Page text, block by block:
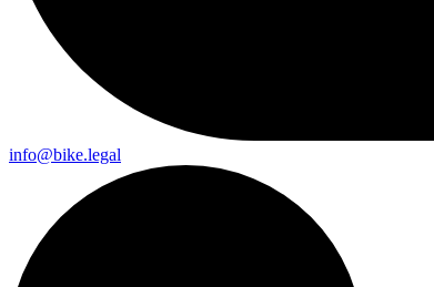
info@bike.legal